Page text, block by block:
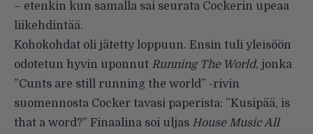
– etenkin kun samalla sai seurata Cockerin upeaa
liikehdintää.
Kohokohdat oli jätetty loppuun. Ensin tuli yleisöön
odotetun hyvin uponnut Running The World, jonka
”Cunts are still running the world” -rivin
suomennosta Cocker tavasi paperista: ”Kusipää, is
that a word?” Finaalina soi uljas House Music All